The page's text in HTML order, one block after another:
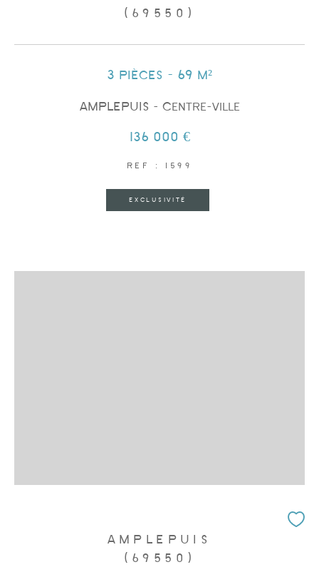
(69550)
3 pièces - 69 m²
AMPLEPUIS - Centre-ville
136 000 €
REF : 1599
EXCLUSIVITÉ
AMPLEPUIS
(69550)